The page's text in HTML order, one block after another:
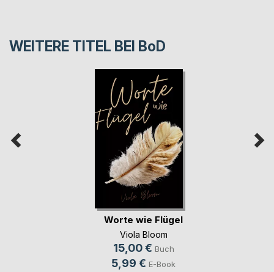
WEITERE TITEL BEI BoD
Worte wie Flügel
Viola Bloom
15,00 € Buch
5,99 € E-Book